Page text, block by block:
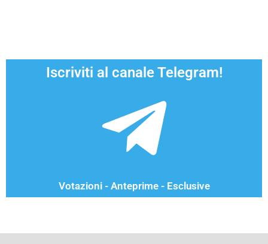
Iscriviti al canale Telegram!
Votazioni - Anteprime - Esclusive